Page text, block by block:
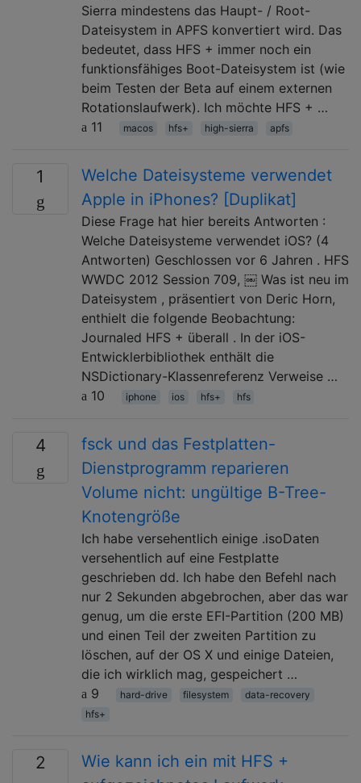
Sierra mindestens das Haupt- / Root-
Dateisystem in APFS konvertiert wird. Das
bedeutet, dass HFS + immer noch ein
funktionsfähiges Boot-Dateisystem ist (wie
beim Testen der Beta auf einem externen
Rotationslaufwerk). Ich möchte HFS + …
11
macos hfs+ high-sierra apfs
1
Welche Dateisysteme verwendet
Apple in iPhones? [Duplikat]
Diese Frage hat hier bereits Antworten :
Welche Dateisysteme verwendet iOS? (4
Antworten) Geschlossen vor 6 Jahren . HFS
WWDC 2012 Session 709, ￼ Was ist neu im
Dateisystem , präsentiert von Deric Horn,
enthielt die folgende Beobachtung:
Journaled HFS + überall . In der iOS-
Entwicklerbibliothek enthält die
NSDictionary-Klassenreferenz Verweise …
10
iphone ios hfs+ hfs
4
fsck und das Festplatten-
Dienstprogramm reparieren
Volume nicht: ungültige B-Tree-
Knotengröße
Ich habe versehentlich einige .isoDaten
versehentlich auf eine Festplatte
geschrieben dd. Ich habe den Befehl nach
nur 2 Sekunden abgebrochen, aber das war
genug, um die erste EFI-Partition (200 MB)
und einen Teil der zweiten Partition zu
löschen, auf der OS X und einige Dateien,
die ich wirklich mag, gespeichert …
9
hard-drive filesystem
data-recovery
hfs+
2
Wie kann ich ein mit HFS +